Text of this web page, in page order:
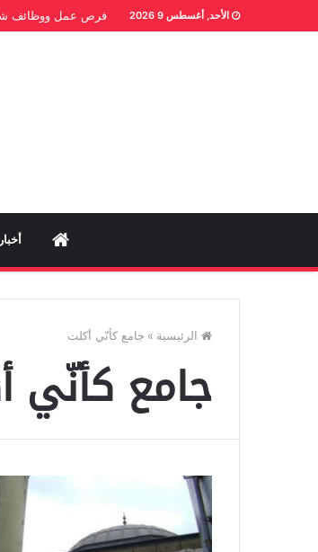
الأحد, أغسطس 9 2026 فرص عمل ووظائف
Home
الرئيسية » جامع كأنّي أكلت
جامع كأنّي